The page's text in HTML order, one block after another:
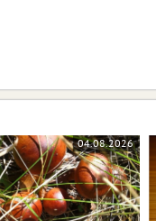
04.08.2026